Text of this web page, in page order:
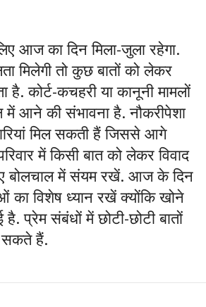
आज का दिन मिला-जुला रहेगा.
मिलेगी तो कुछ बातों को लेकर
है. कोर्ट-कचहरी या कानूनी मामलों
आने की संभावना है. नौकरीपेशा
मिल सकती हैं जिससे आगे
में किसी बात को लेकर विवाद
बोलचाल में संयम रखें. आज के दिन
का विशेष ध्यान रखें क्योंकि खोने
प्रेम संबंधों में छोटी-छोटी बातों
सकते हैं.